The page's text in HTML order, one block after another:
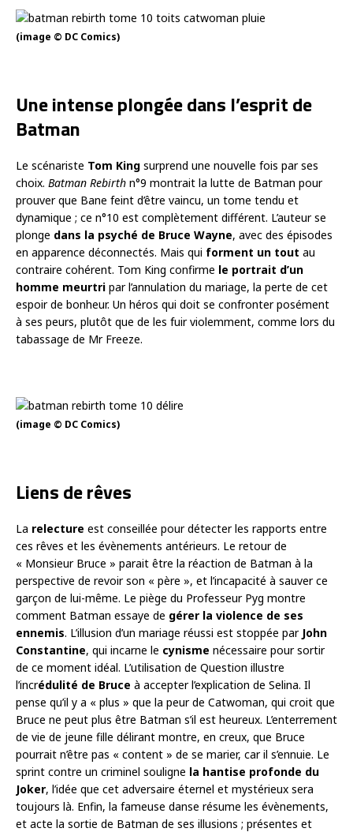
(image © DC Comics)
Une intense plongée dans l’esprit de
Batman
Le scénariste Tom King surprend une nouvelle fois par ses
choix. Batman Rebirth n°9 montrait la lutte de Batman pour
prouver que Bane feint d’être vaincu, un tome tendu et
dynamique ; ce n°10 est complètement différent. L’auteur se
plonge dans la psyché de Bruce Wayne, avec des épisodes
en apparence déconnectés. Mais qui forment un tout au
contraire cohérent. Tom King confirme le portrait d’un
homme meurtri par l’annulation du mariage, la perte de cet
espoir de bonheur. Un héros qui doit se confronter posément
à ses peurs, plutôt que de les fuir violemment, comme lors du
tabassage de Mr Freeze.
(image © DC Comics)
Liens de rêves
La relecture est conseillée pour détecter les rapports entre
ces rêves et les évènements antérieurs. Le retour de
« Monsieur Bruce » parait être la réaction de Batman à la
perspective de revoir son « père », et l’incapacité à sauver ce
garçon de lui-même. Le piège du Professeur Pyg montre
comment Batman essaye de gérer la violence de ses
ennemis. L’illusion d’un mariage réussi est stoppée par John
Constantine, qui incarne le cynisme nécessaire pour sortir
de ce moment idéal. L’utilisation de Question illustre
l’incrédulité de Bruce à accepter l’explication de Selina. Il
pense qu’il y a « plus » que la peur de Catwoman, qui croit que
Bruce ne peut plus être Batman s’il est heureux. L’enterrement
de vie de jeune fille délirant montre, en creux, que Bruce
pourrait n’être pas « content » de se marier, car il s’ennuie. Le
sprint contre un criminel souligne la hantise profonde du
Joker, l’idée que cet adversaire éternel et mystérieux sera
toujours là. Enfin, la fameuse danse résume les évènements,
et acte la sortie de Batman de ses illusions ; présentes et